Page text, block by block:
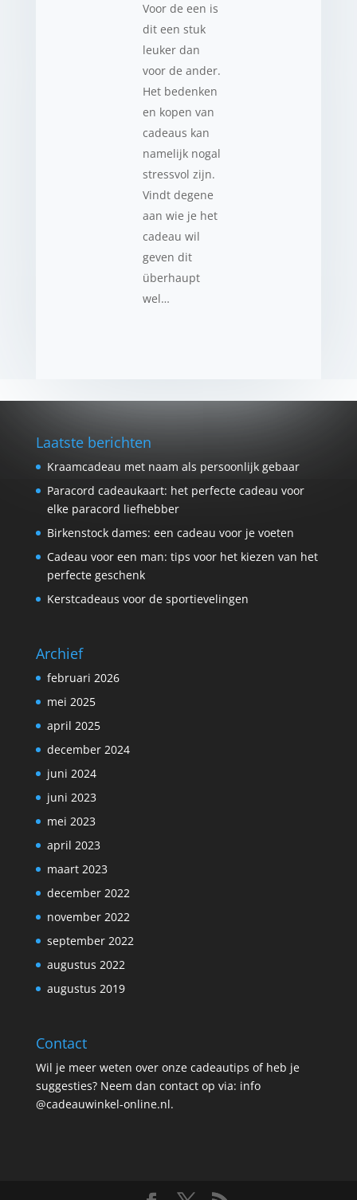
Voor de een is
dit een stuk
leuker dan
voor de ander.
Het bedenken
en kopen van
cadeaus kan
namelijk nogal
stressvol zijn.
Vindt degene
aan wie je het
cadeau wil
geven dit
überhaupt
wel…
Laatste berichten
Kraamcadeau met naam als persoonlijk gebaar
Paracord cadeaukaart: het perfecte cadeau voor
elke paracord liefhebber
Birkenstock dames: een cadeau voor je voeten
Cadeau voor een man: tips voor het kiezen van het
perfecte geschenk
Kerstcadeaus voor de sportievelingen
Archief
februari 2026
mei 2025
april 2025
december 2024
juni 2024
juni 2023
mei 2023
april 2023
maart 2023
december 2022
november 2022
september 2022
augustus 2022
augustus 2019
Contact
Wil je meer weten over onze cadeautips of heb je
suggesties? Neem dan contact op via: info
@cadeauwinkel-online.nl.